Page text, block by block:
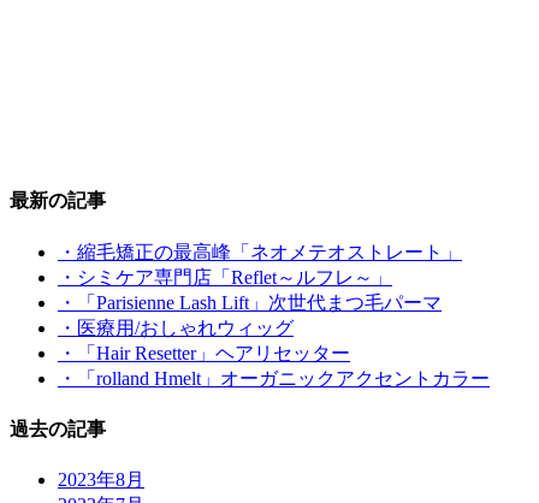
最新の記事
・縮毛矯正の最高峰「ネオメテオストレート」
・シミケア専門店「Reflet～ルフレ～」
・「Parisienne Lash Lift」次世代まつ毛パーマ
・医療用/おしゃれウィッグ
・「Hair Resetter」ヘアリセッター
・「rolland Hmelt」オーガニックアクセントカラー
過去の記事
2023年8月